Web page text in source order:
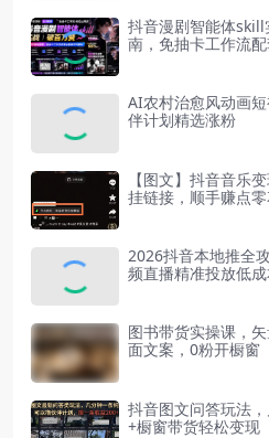
抖音漫剧智能体
南，免抽卡工作流
AI农村治愈风动画
伴计划精选涨粉
【图文】抖音音乐
挂链接，顺手赚点
2026抖音本地推全
频直播精准投放低
图书带货实操课，
面文案，0粉开橱窗
抖音图文问答玩法
+橱窗带货轻松变现